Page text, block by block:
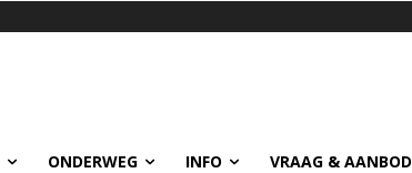
ONDERWEG INFO VRAAG & AANBOD